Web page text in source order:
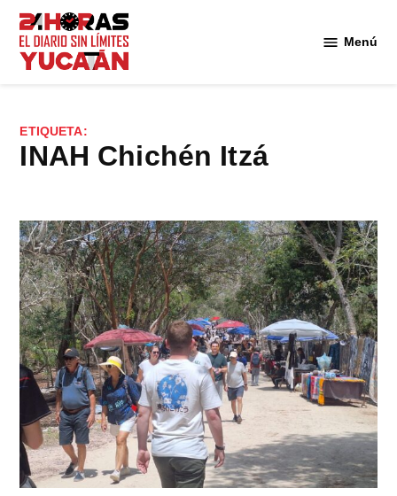
Saltar
contenido
Menú
ETIQUETA:
INAH Chichén Itzá